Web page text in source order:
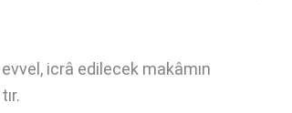
icrâ edilecek makâmın